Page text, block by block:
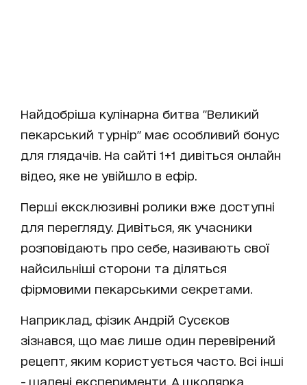
Найдобріша кулінарна битва "Великий
пекарський турнір" має особливий бонус
для глядачів. На сайті 1+1 дивіться онлайн
відео, яке не увійшло в ефір.
Перші ексклюзивні ролики вже доступні
для перегляду. Дивіться, як учасники
розповідають про себе, називають свої
найсильніші сторони та діляться
фірмовими пекарськими секретами.
Наприклад, фізик Андрій Сусєков
зізнався, що має лише один перевірений
рецепт, яким користується часто. Всі інші
- шалені експерименти. А школярка